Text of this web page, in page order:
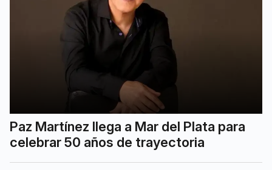
Paz Martínez llega a Mar del Plata para
celebrar 50 años de trayectoria